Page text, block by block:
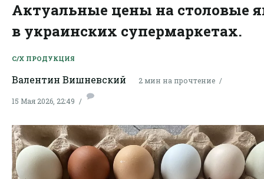
Актуальные цены на столовые
в украинских супермаркетах.
С/Х ПРОДУКЦИЯ
Валентин Вишневский 2 мин на прочтение
15 Мая 2026, 22:49